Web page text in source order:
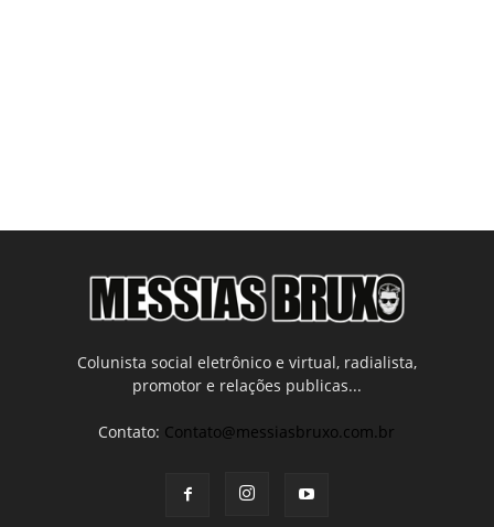
Colunista social eletrônico e virtual, radialista,
promotor e relações publicas...
Contato: Contato@messiasbruxo.com.br